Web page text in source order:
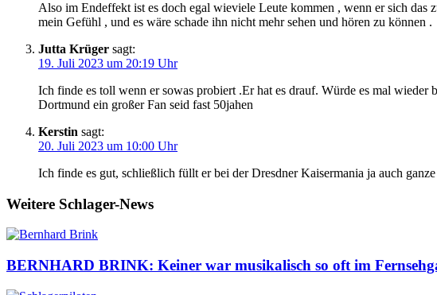
Also im Endeffekt ist es doch egal wieviele Leute kommen , wenn er sich das
mein Gefühl , und es wäre schade ihn nicht mehr sehen und hören zu können .
Jutta Krüger sagt:
19. Juli 2023 um 20:19 Uhr
Ich finde es toll wenn er sowas probiert .Er hat es drauf. Würde es mal
Dortmund ein großer Fan seid fast 50jahen
Kerstin sagt:
20. Juli 2023 um 10:00 Uhr
Ich finde es gut, schließlich füllt er bei der Dresdner Kaisermania ja auch
Weitere Schlager-News
BERNHARD BRINK: Keiner war musikalisch so oft im